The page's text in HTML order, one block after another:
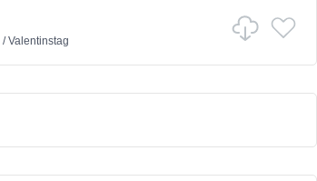
/Valentinstag